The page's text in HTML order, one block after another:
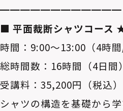
━━━━━━━━━━━━
■ 平面裁断シャツコース
時間：9:00～13:00（4時間/
総時間数：16時間（4日間）
受講料：35,200円（税込）
シャツの構造を基礎から